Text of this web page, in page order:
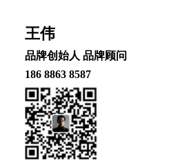
王伟
品牌创始⼈ 品牌顾问
186 8863 8587